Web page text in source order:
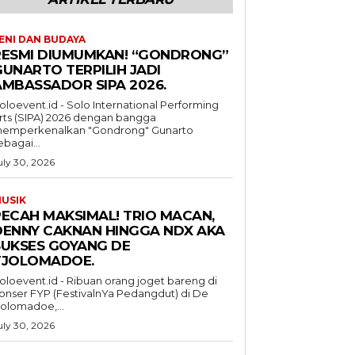
DAN BUDAYA
DIUMUMKAN! “GONDRONG”
TERPILIH JADI
SIPA 2026.
- Solo International Performing
(SIPA) 2026 dengan bangga
"Gondrong" Gunarto
30, 2026
MAKSIMAL! TRIO MACAN,
CAKNAN HINGGA NDX AKA
GOYANG DE
- Ribuan orang joget bareng di
FYP (FestivalnYa Pedangdut) di De
30, 2026